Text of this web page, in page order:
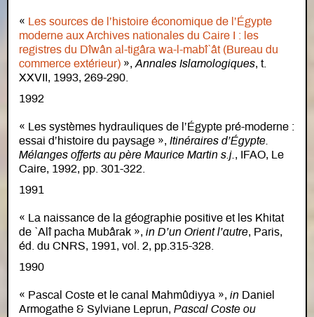
«
Les sources de l’histoire économique de l’Égypte
moderne aux Archives nationales du Caire I : les
registres du Dîwân al-tigâra wa-l-mabî`ât (Bureau du
commerce extérieur) », Annales Islamologiques, t.
XXVII, 1993, 269-290.
1992
« Les systèmes hydrauliques de l’Égypte pré-moderne :
essai d’histoire du paysage », Itinéraires d’Égypte.
Mélanges offerts au père Maurice Martin s.j. , IFAO, Le
Caire, 1992, pp. 301-322.
1991
« La naissance de la géographie positive et les Khitat
de `Alî pacha Mubârak », in D’un Orient l’autre, Paris,
éd. du CNRS, 1991, vol. 2, pp.315-328.
1990
« Pascal Coste et le canal Mahmûdiyya », in Daniel
Armogathe & Sylviane Leprun, Pascal Coste ou